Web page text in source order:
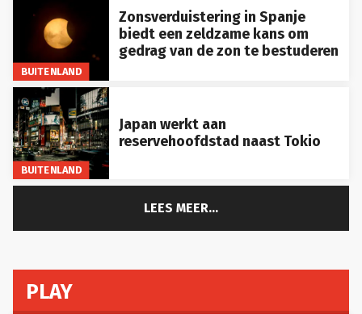
BUITENLAND
Zonsverduistering in Spanje
biedt een zeldzame kans om
gedrag van de zon te bestuderen
BUITENLAND
Japan werkt aan
reservehoofdstad naast Tokio
LEES MEER...
PLAY